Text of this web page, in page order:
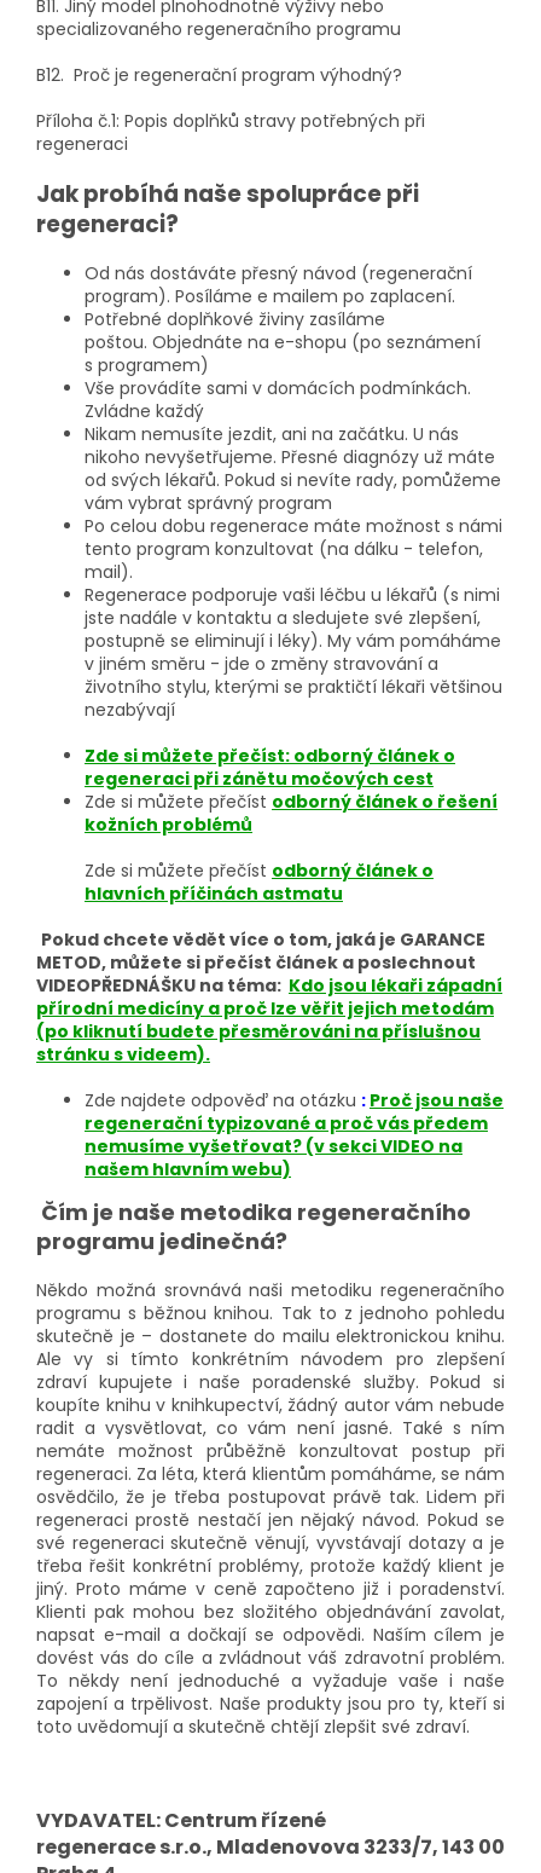
B11. Jiný model plnohodnotné výživy nebo
specializovaného regeneračního programu
B12. Proč je regenerační program výhodný?
Příloha č.1: Popis doplňků stravy potřebných při
regeneraci
Jak probíhá naše spolupráce při
regeneraci?
Od nás dostáváte přesný návod (regenerační
program). Posíláme e mailem po zaplacení.
Potřebné doplňkové živiny zasíláme
poštou. Objednáte na e-shopu (po seznámení
s programem)
Vše provádíte sami v domácích podmínkách.
Zvládne každý
Nikam nemusíte jezdit, ani na začátku. U nás
nikoho nevyšetřujeme. Přesné diagnózy už máte
od svých lékařů. Pokud si nevíte rady, pomůžeme
vám vybrat správný program
Po celou dobu regenerace máte možnost s námi
tento program konzultovat (na dálku - telefon,
mail).
Regenerace podporuje vaši léčbu u lékařů (s nimi
jste nadále v kontaktu a sledujete své zlepšení,
postupně se eliminují i léky). My vám pomáháme
v jiném směru - jde o změny stravování a
životního stylu, kterými se praktičtí lékaři většinou
nezabývají
Zde si můžete přečíst: odborný článek o
regeneraci při zánětu močových cest
Zde si můžete přečíst odborný článek o řešení
kožních problémů
Zde si můžete přečíst odborný článek o
hlavních příčinách astmatu
Pokud chcete vědět více o tom, jaká je GARANCE
METOD, můžete si přečíst článek a poslechnout
VIDEOPŘEDNÁŠKU na téma: Kdo jsou lékaři západní
přírodní medicíny a proč lze věřit jejich metodám
(po kliknutí budete přesměrováni na příslušnou
stránku s videem).
Zde najdete odpověď na otázku : Proč jsou naše
regenerační typizované a proč vás předem
nemusíme vyšetřovat? (v sekci VIDEO na
našem hlavním webu)
Čím je naše metodika regeneračního
programu jedinečná?
Někdo možná srovnává naši metodiku regeneračního
programu s běžnou knihou. Tak to z jednoho pohledu
skutečně je – dostanete do mailu elektronickou knihu.
Ale vy si tímto konkrétním návodem pro zlepšení
zdraví kupujete i naše poradenské služby. Pokud si
koupíte knihu v knihkupectví, žádný autor vám nebude
radit a vysvětlovat, co vám není jasné. Také s ním
nemáte možnost průběžně konzultovat postup při
regeneraci. Za léta, která klientům pomáháme, se nám
osvědčilo, že je třeba postupovat právě tak. Lidem při
regeneraci prostě nestačí jen nějaký návod. Pokud se
své regeneraci skutečně věnují, vyvstávají dotazy a je
třeba řešit konkrétní problémy, protože každý klient je
jiný. Proto máme v ceně započteno již i poradenství.
Klienti pak mohou bez složitého objednávání zavolat,
napsat e-mail a dočkají se odpovědi. Naším cílem je
dovést vás do cíle a zvládnout váš zdravotní problém.
To někdy není jednoduché a vyžaduje vaše i naše
zapojení a trpělivost. Naše produkty jsou pro ty, kteří si
toto uvědomují a skutečně chtějí zlepšit své zdraví.
VYDAVATEL: Centrum řízené
regenerace s.r.o., Mladenovova 3233/7, 143 00